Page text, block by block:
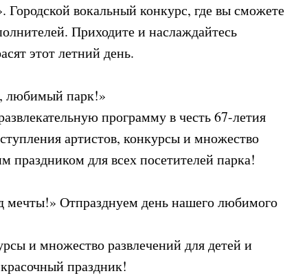
вокальный конкурс, где вы сможете
Приходите и наслаждайтесь
этот летний день.
любимый парк!»
программу в честь 67-летия
артистов, конкурсы и множество
праздником для всех посетителей парка!
мечты!» Отпразднуем день нашего любимого
и множество развлечений для детей и
праздник!